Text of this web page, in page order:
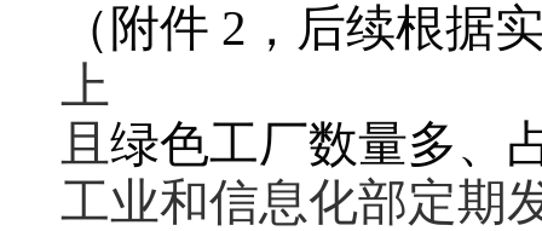
（附件 2，后续根据
上
且绿色工厂数量多、
工业和信息化部定期